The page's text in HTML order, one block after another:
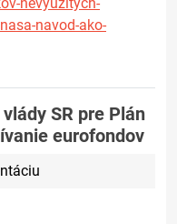
navod-ako-
SR pre Plán
eurofondov